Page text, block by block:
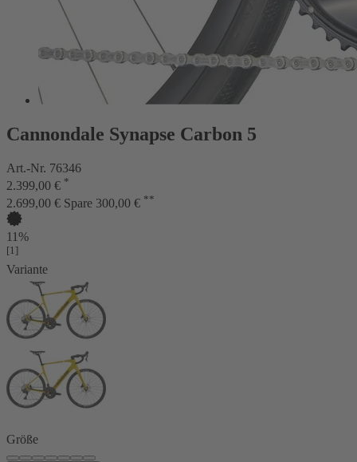
Cannondale Synapse Carbon 5
Art.-Nr. 76346
2.399,00 € *
2.699,00 € Spare 300,00 € **
11%
[1]
Variante
Größe